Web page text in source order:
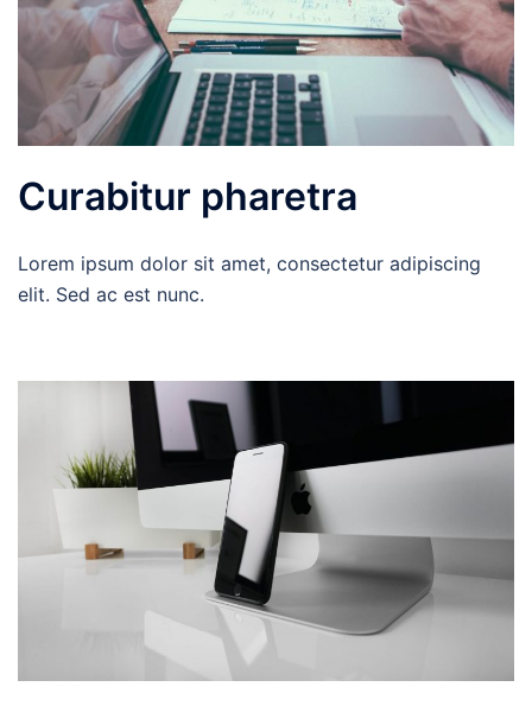
Curabitur pharetra
Lorem ipsum dolor sit amet, consectetur adipiscing
elit. Sed ac est nunc.